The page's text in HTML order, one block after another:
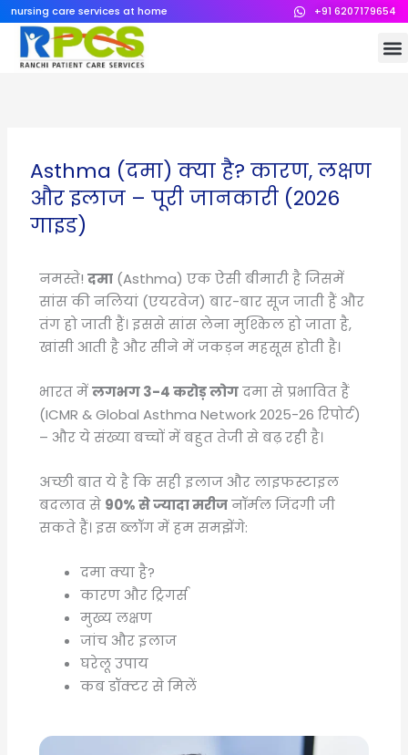
Skip
content
nursing care services at home +91 6207179654
Asthma (दमा) क्या है? कारण, लक्षण
और इलाज – पूरी जानकारी (2026
गाइड)
नमस्ते!दमा (Asthma) एक ऐसी बीमारी है जिसमें
सांस की नलियां (एयरवेज) बार-बार सूज जाती हैं और
तंग हो जाती हैं। इससे सांस लेना मुश्किल हो जाता है,
खांसी आती है और सीने में जकड़न महसूस होती है।
भारत मेंलगभग 3-4 करोड़ लोगदमा से प्रभावित हैं
(ICMR & Global Asthma Network 2025-26 रिपोर्ट)
– और ये संख्या बच्चों में बहुत तेजी से बढ़ रही है।
अच्छी बात ये है कि सही इलाज और लाइफस्टाइल
बदलाव से 90% से ज्यादा मरीजनॉर्मल जिंदगी जी
सकते हैं। इस ब्लॉग में हम समझेंगे:
दमा क्या है?
कारण और ट्रिगर्स
मुख्य लक्षण
जांच और इलाज
घरेलू उपाय
कब डॉक्टर से मिलें